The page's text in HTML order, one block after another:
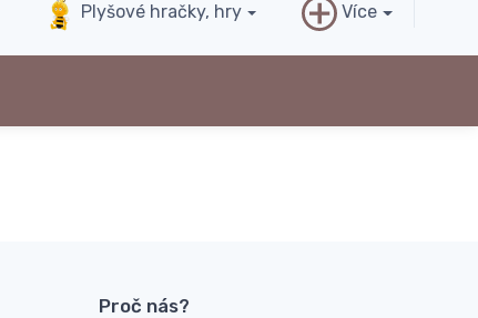
Plyšové hračky, hry Více
Proč nás?